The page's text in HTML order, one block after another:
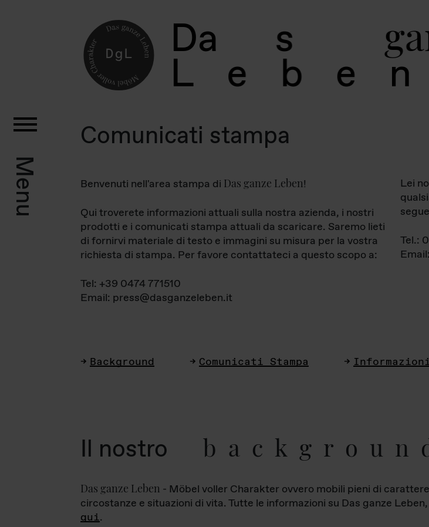
Da s g
L e b e
Menu
Comunicati stampa
Benvenuti nell'area stampa di Das ganze Leben!
Qui troverete informazioni attuali sulla nostra azienda, i nostri
prodotti e i comunicati stampa attuali da scaricare. Saremo lieti
di fornirvi materiale di testo e immagini su misura per la vostra
richiesta di stampa. Per favore contattateci a questo scopo a:
Tel: +39 0474 771510
Email: press@dasganzeleben.it
Lei
Tel.:
Background Comunicati Stampa
Il nostro
Das ganze Leben - Möbel voller Charakter ovvero mobili pieni di
circostanze e situazioni di vita. Tutte le informazioni su Das ganze
qui.